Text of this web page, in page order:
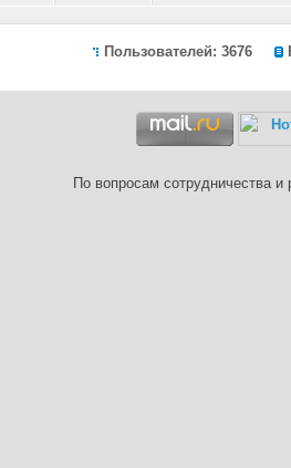
Пользователей: 3676
По вопросам сотрудничества